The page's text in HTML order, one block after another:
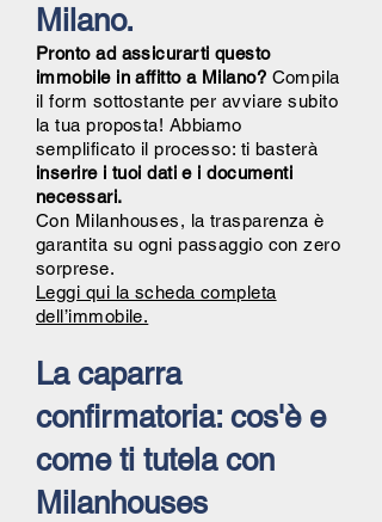
Milano.
Pronto ad assicurarti questo
immobile in affitto a Milano? Compila
il form sottostante per avviare subito
la tua proposta! Abbiamo
semplificato il processo: ti basterà
inserire i tuoi dati e i documenti
necessari.
Con Milanhouses, la trasparenza è
garantita su ogni passaggio con zero
sorprese.
Leggi qui la scheda completa
dell’immobile.
La caparra
confirmatoria: cos'è e
come ti tutela con
Milanhouses